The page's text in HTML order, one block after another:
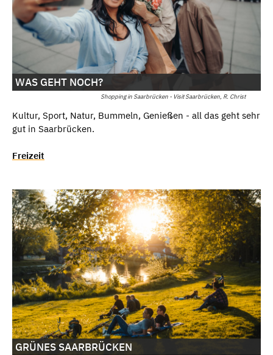
Shopping in Saarbrücken - Visit Saarbrücken, R. Christ
WAS GEHT NOCH?
Kultur, Sport, Natur, Bummeln, Genießen - all das geht sehr
gut in Saarbrücken.
Freizeit
GRÜNES SAARBRÜCKEN